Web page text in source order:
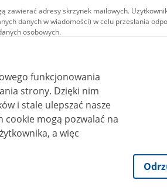
zawierać adresy skrzynek mailowych.
danych w wiadomości) w celu przesłania
osobowych.
(z wyłączeniem treści audiowizualnych),
Commons: uznanie autorstwa - na tych
Materiały audiowizualne, w tym zdjęcia, materiały
Creative Commons: uznanie autorstwa użycie
NC-ND 4.0), o ile nie jest to stwierdzone inaczej.
funkcjonowania
Dzięki nim
i stale ulepszać nasze
a więc